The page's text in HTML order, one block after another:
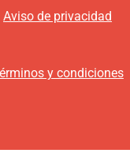
Aviso de privacidad
y condiciones